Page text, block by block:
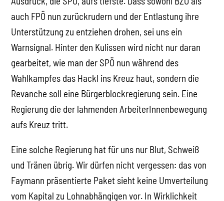
auch FPÖ nun zurückrudern und der Entlastung ihre
Unterstützung zu entziehen drohen, sei uns ein
Warnsignal. Hinter den Kulissen wird nicht nur daran
gearbeitet, wie man der SPÖ nun während des
Wahlkampfes das Hackl ins Kreuz haut, sondern die
Revanche soll eine Bürgerblockregierung sein. Eine
Regierung die der lahmenden ArbeiterInnenbewegung
aufs Kreuz tritt.
Eine solche Regierung hat für uns nur Blut, Schweiß
und Tränen übrig. Wir dürfen nicht vergessen: das von
Faymann präsentierte Paket sieht keine Umverteilung
vom Kapital zu Lohnabhängigen vor. In Wirklichkeit